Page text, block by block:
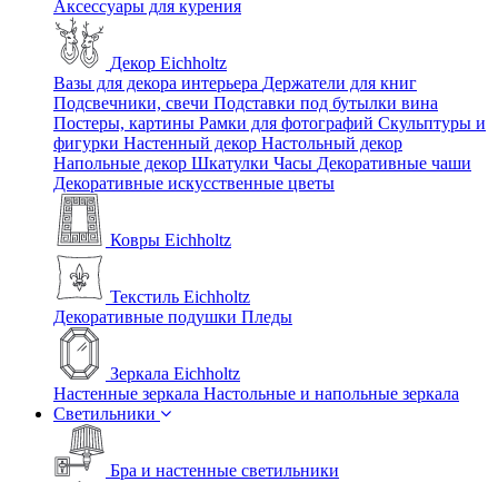
Аксессуары для курения
Декор Eichholtz
Вазы для декора интерьера Держатели для книг
Подсвечники, свечи Подставки под бутылки вина
Постеры, картины Рамки для фотографий Скульптуры и
фигурки Настенный декор Настольный декор
Напольные декор Шкатулки Часы Декоративные чаши
Декоративные искусственные цветы
Ковры Eichholtz
Текстиль Eichholtz
Декоративные подушки Пледы
Зеркала Eichholtz
Настенные зеркала Настольные и напольные зеркала
Светильники
Бра и настенные светильники